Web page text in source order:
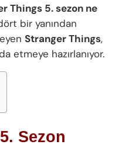
Things 5. sezon ne
bir yanından
Stranger Things,
etmeye hazırlanıyor.
Sezon